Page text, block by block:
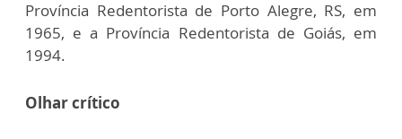
Província Redentorista de Porto Alegre, RS, em
1965, e a Província Redentorista de Goiás, em
1994.
Olhar crítico